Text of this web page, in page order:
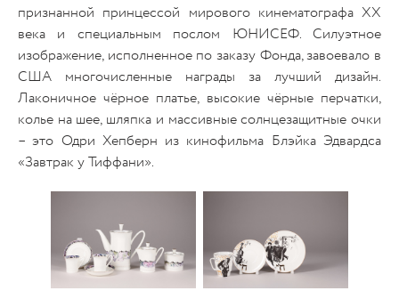
признанной принцессой мирового кинематографа XX
века и специальным послом ЮНИСЕФ. Силуэтное
изображение, исполненное по заказу Фонда, завоевало в
США многочисленные награды за лучший дизайн.
Лаконичное чёрное платье, высокие чёрные перчатки,
колье на шее, шляпка и массивные солнцезащитные очки
– это Одри Хепберн из кинофильма Блэйка Эдвардса
«Завтрак у Тиффани».